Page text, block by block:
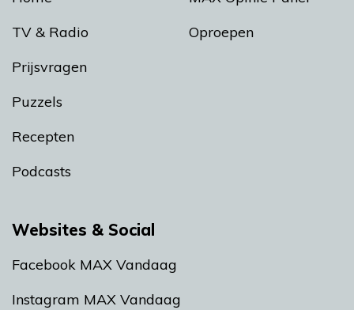
TV & Radio
Prijsvragen
Puzzels
Recepten
Podcasts
Oproepen
Websites & Social
Facebook MAX Vandaag
Instagram MAX Vandaag